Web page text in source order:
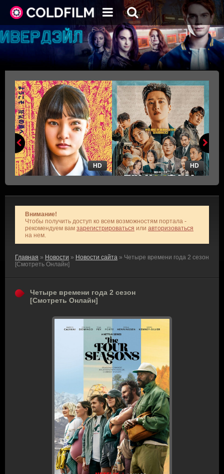
HD HD
Внимание!
Чтобы получить доступ ко всем возможностям портала -
рекомендуем вам зарегистрироваться или авторизоваться
на нем.
Главная » Новости » Новости сайта » Четыре времени года 2 сезон
[Смотреть Онлайн]
Четыре времени года 2 сезон
[Смотреть Онлайн]